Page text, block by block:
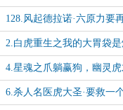
奋，德纳修斯你这家伙该不
吧？
128.风起德拉诺·六原力要
趴，这一次没有霸凌！这一
齐
2.白虎重生之我的大胃袋
4.星魂之爪躺赢狗，幽灵虎
MVP！
6.杀人名医虎大圣·要救一